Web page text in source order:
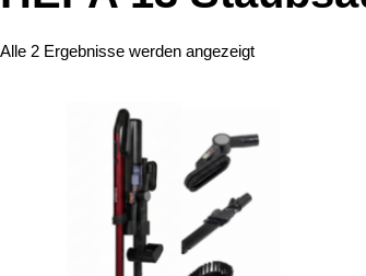
Alle 2 Ergebnisse werden angezeigt